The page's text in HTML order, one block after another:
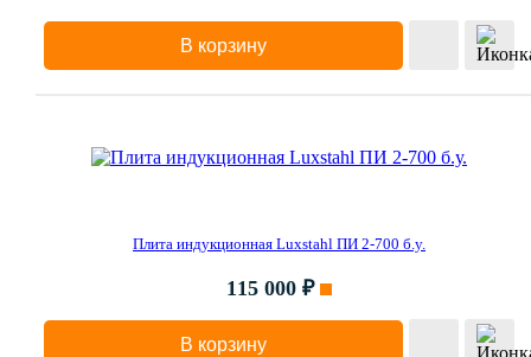
В корзину
Плита индукционная Luxstahl ПИ 2-700 б.у.
115 000 ₽
В корзину